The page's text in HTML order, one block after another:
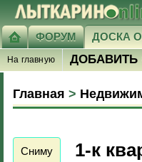
ФОРУМ ДОСКА
На главную
Главная >
Сниму 1-к